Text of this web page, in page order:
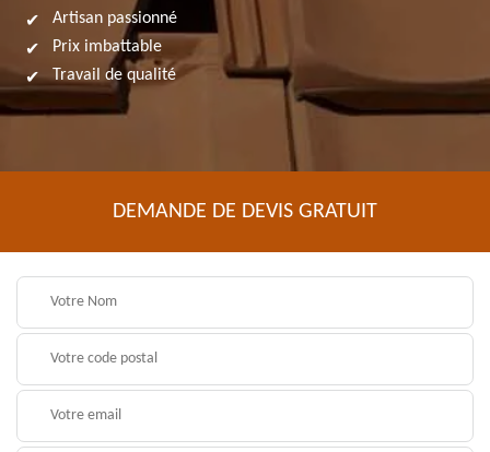
Artisan passionné
Prix imbattable
Travail de qualité
DEMANDE DE DEVIS GRATUIT